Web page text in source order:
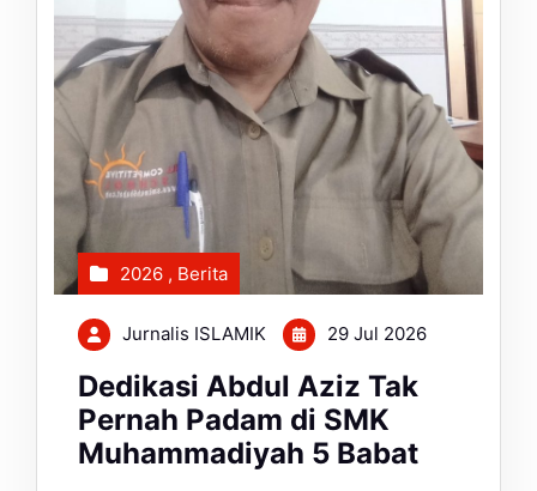
2026 , Berita
Jurnalis ISLAMIK 29 Jul 2026
Dedikasi Abdul Aziz Tak
Pernah Padam di SMK
Muhammadiyah 5 Babat